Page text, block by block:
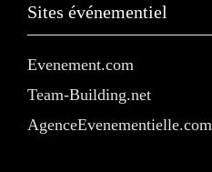
Sites événementiel
Evenement.com
Team-Building.net
AgenceEvenementielle.com